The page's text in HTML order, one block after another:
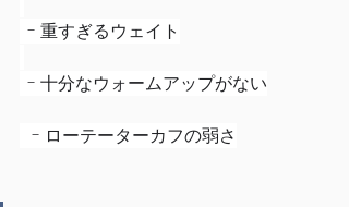
  - 重すぎるウェイト
  - 十分なウォームアップがない
   - ローテーターカフの弱さ